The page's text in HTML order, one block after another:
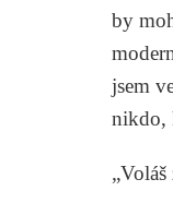
by
jsem
nikdo,